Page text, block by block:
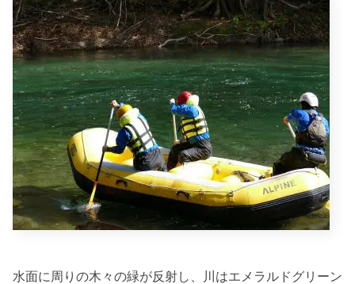
水面に周りの木々の緑が反射し、川はエメラルドグリーン